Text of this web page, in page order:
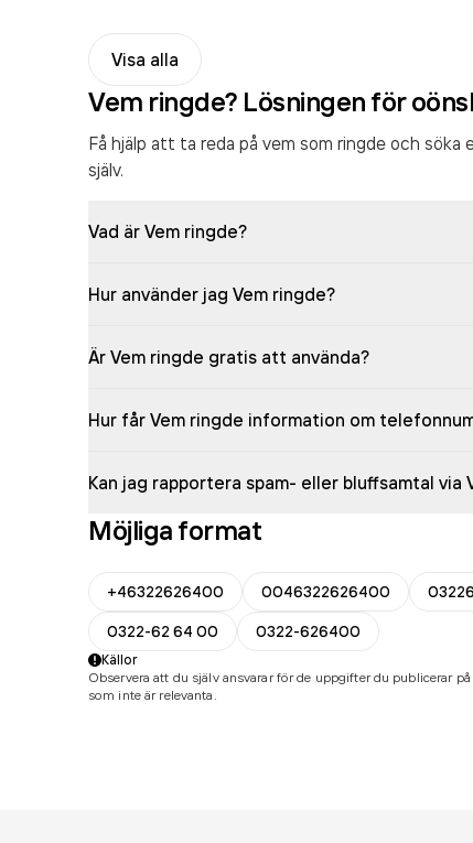
Visa alla
Vem ringde? Lösningen för
Få hjälp att ta reda på vem som ringde och
själv.
Vad är Vem ringde?
Hur använder jag Vem ringde?
Är Vem ringde gratis att använda?
Hur får Vem ringde information om
Kan jag rapportera spam- eller bluffsamtal via
Möjliga format
+46322626400 0046322626400
0322-62 64 00
0322-626400
Källor
Observera att du själv ansvarar för de uppgifter du publicerar
som inte är relevanta.